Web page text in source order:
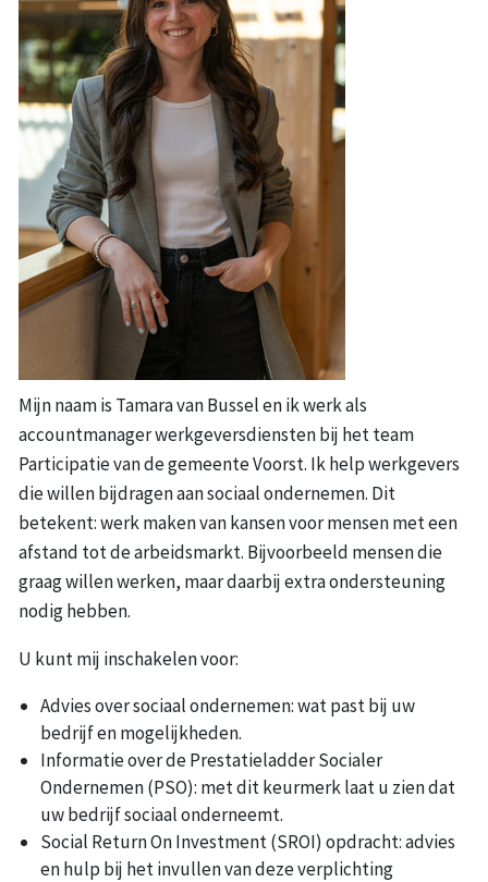
Mijn naam is Tamara van Bussel en ik werk als
accountmanager werkgeversdiensten bij het team
Participatie van de gemeente Voorst. Ik help werkgevers
die willen bijdragen aan sociaal ondernemen. Dit
betekent: werk maken van kansen voor mensen met een
afstand tot de arbeidsmarkt. Bijvoorbeeld mensen die
graag willen werken, maar daarbij extra ondersteuning
nodig hebben.
U kunt mij inschakelen voor:
Advies over sociaal ondernemen: wat past bij uw
bedrijf en mogelijkheden.
Informatie over de Prestatieladder Socialer
Ondernemen (PSO): met dit keurmerk laat u zien dat
uw bedrijf sociaal onderneemt.
Social Return On Investment (SROI) opdracht: advies
en hulp bij het invullen van deze verplichting